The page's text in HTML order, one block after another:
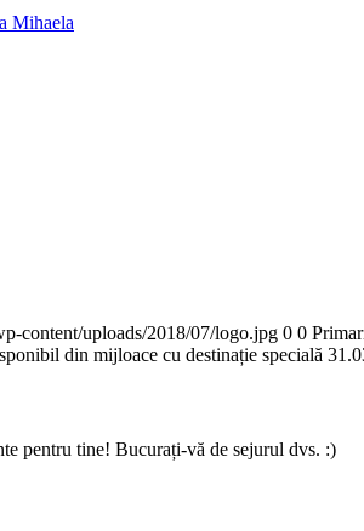
Mihaela
content/uploads/2018/07/logo.jpg 0 0
din mijloace cu destinație specială
pentru tine! Bucurați-vă de sejurul dvs. :)